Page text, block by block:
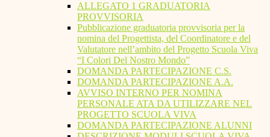
ALLEGATO 1 GRADUATORIA
PROVVISORIA
Pubblicazione graduatoria provvisoria per la
nomina del Progettista, del Coordinatore e del
Valutatore nell’ambito del Progetto Scuola Viva
“I Colori Del Nostro Mondo”
DOMANDA PARTECIPAZIONE C.S.
DOMANDA PARTECIPAZIONE A.A.
AVVISO INTERNO PER NOMINA
PERSONALE ATA DA UTILIZZARE NEL
PROGETTO SCUOLA VIVA
DOMANDA PARTECIPAZIONE ALUNNI